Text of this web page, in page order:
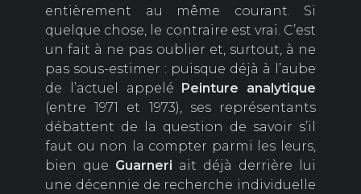
entièrement au même courant. Si
quelque chose, le contraire est vrai. C’est
un fait à ne pas oublier et, surtout, à ne
pas sous-estimer : puisque déjà à l’aube
de l’actuel appelé
Peinture analytique
(entre 1971 et 1973), ses représentants
débattent de la question de savoir s’il
faut ou non la compter parmi les leurs,
bien que Guarneri ait déjà derrière lui
une décennie de recherche individuelle